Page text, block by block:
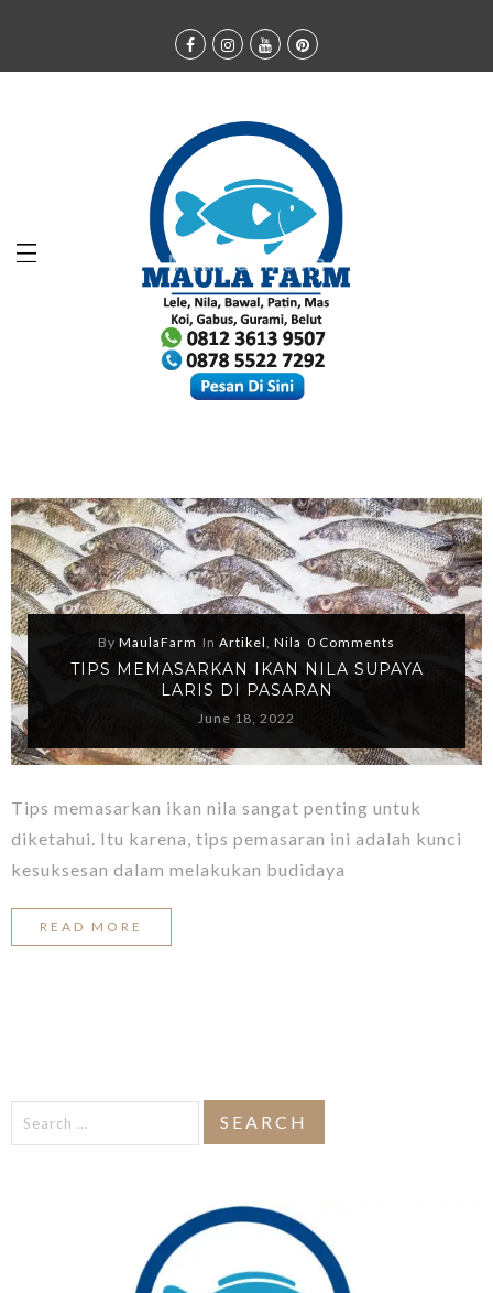
By MaulaFarm In Artikel Nila 0 Comments
TIPS MEMASARKAN IKAN NILA SUPAYA
LARIS DI PASARAN
June 18, 2022
Tips memasarkan ikan nila sangat penting untuk
diketahui. Itu karena, tips pemasaran ini adalah kunci
kesuksesan dalam melakukan budidaya
READ MORE
Search
for: